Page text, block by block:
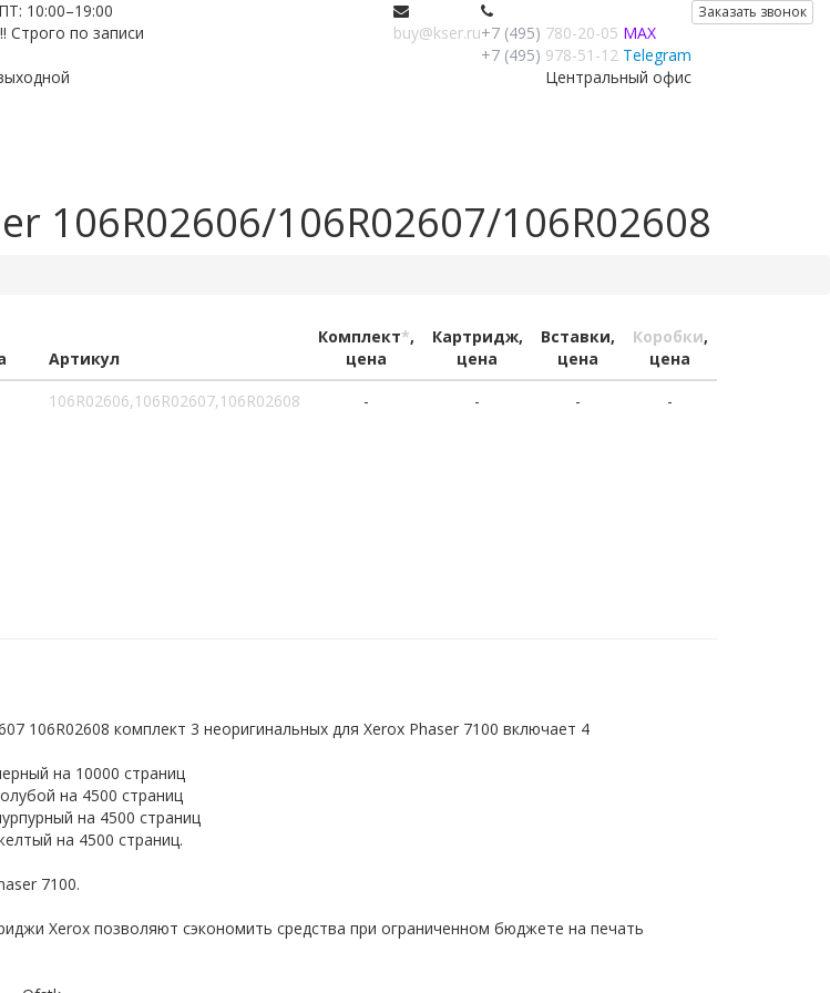
10:00–19:00
Строго по записи
Заказать звонок
+7 (495) 780-20-05 MAX
+7 (495) 978-51-12 Telegram
Центральный офис
buy@kser.ru
106R02606/106R02607/106R02608
Артикул
Комплект*,
цена
Картридж,
цена
Вставки,
цена
Коробки,
цена
106R02606,106R02607,106R02608 - - - -
106R02608 комплект 3 неоригинальных для Xerox Phaser 7100 включает 4
на 10000 страниц
на 4500 страниц
на 4500 страниц
на 4500 страниц.
7100.
Xerox позволяют сэкономить средства при ограниченном бюджете на печать